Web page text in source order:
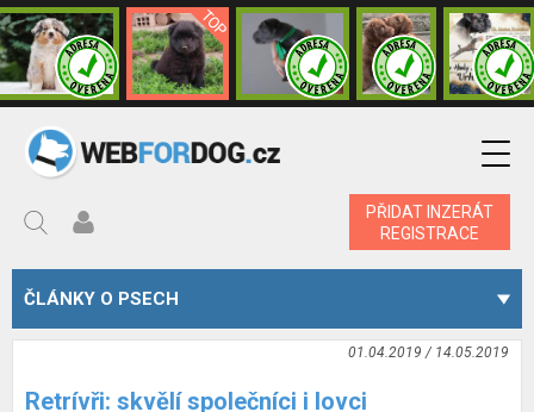
PŘIDAT INZERÁT
REGISTRACE
ČLÁNKY O PSECH
01.04.2019 / 14.05.2019
Retrívři: skvělí společníci i lovci